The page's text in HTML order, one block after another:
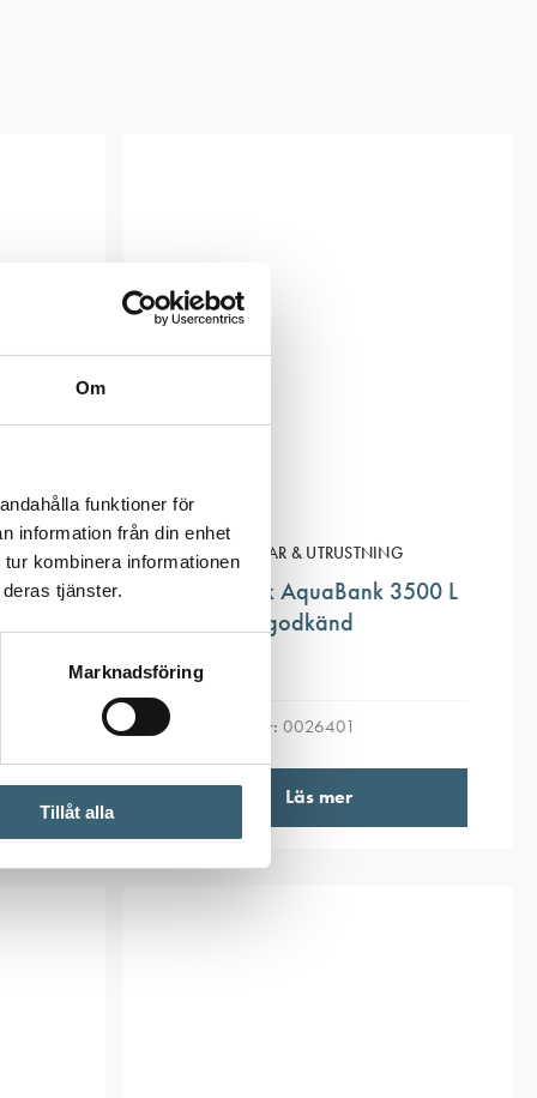
Om
funktioner för
information från din enhet
kombinera informationen
tjänster.
Marknadsföring
Tillåt alla
L
VATTENTANKAR & UTRUSTNING
Vattentank AquaBank 3500 L
livsmedelsgodkänd
Artikelnummer:0026401
Läs mer